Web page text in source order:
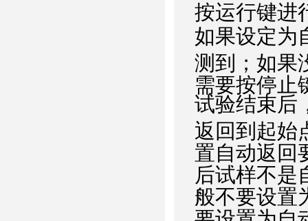
按运行键进
如果设定为
测到；如果
需要按停止
试验结束后
返回到起始
置自动返回
后试样不是
般不要设置
要设置为自